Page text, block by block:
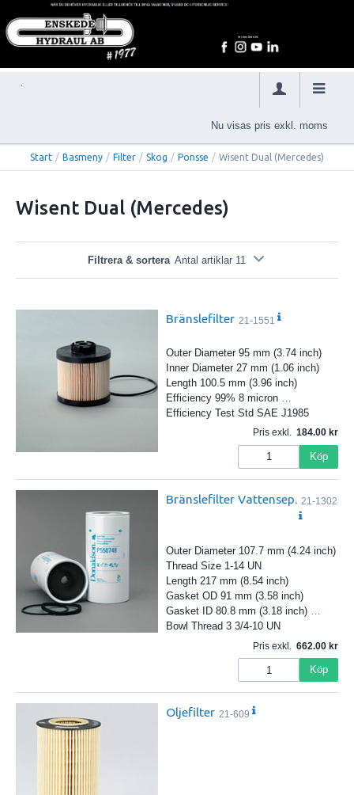
Nu visas pris exkl. moms
Start / Basmeny / Filter / Skog / Ponsse / Wisent Dual (Mercedes)
Wisent Dual (Mercedes)
Filtrera & sortera Antal artiklar 11
Bränslefilter 21-1551
Outer Diameter 95 mm (3.74 inch)
Inner Diameter 27 mm (1.06 inch)
Length 100.5 mm (3.96 inch)
Efficiency 99% 8 micron
Efficiency Test Std SAE J1985
Pris exkl. 184.00
Köp
Bränslefilter Vattensep. 21-1302
Outer Diameter 107.7 mm (4.24 inch)
Thread Size 1-14 UN
Length 217 mm (8.54 inch)
Gasket OD 91 mm (3.58 inch)
Gasket ID 80.8 mm (3.18 inch) …
Bowl Thread 3 3/4-10 UN
Pris exkl. 662.00
Köp
Oljefilter 21-609